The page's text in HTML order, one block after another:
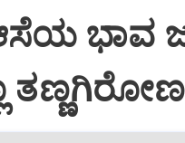
ಭಾವ
ತಣ್ಣಗಿರೋಣ